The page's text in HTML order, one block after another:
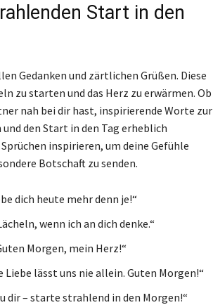
Start in den
Gedanken und zärtlichen Grüßen. Diese
zu starten und das Herz zu erwärmen. Ob
nah bei dir hast, inspirierende Worte zur
den Start in den Tag erheblich
inspirieren, um deine Gefühle
Botschaft zu senden.
dich heute mehr denn je!“
wenn ich an dich denke.“
Morgen, mein Herz!“
Liebe lässt uns nie allein. Guten Morgen!“
dir – starte strahlend in den Morgen!“